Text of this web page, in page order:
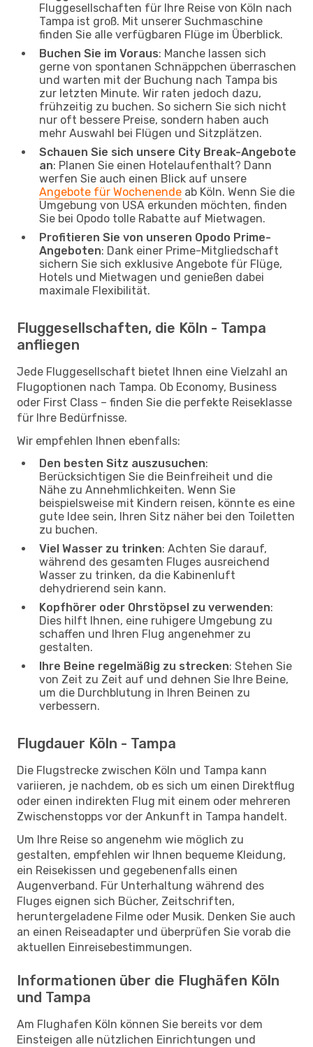
Fluggesellschaften für Ihre Reise von Köln nach
Tampa ist groß. Mit unserer Suchmaschine
finden Sie alle verfügbaren Flüge im Überblick.
Buchen Sie im Voraus: Manche lassen sich
gerne von spontanen Schnäppchen überraschen
und warten mit der Buchung nach Tampa bis
zur letzten Minute. Wir raten jedoch dazu,
frühzeitig zu buchen. So sichern Sie sich nicht
nur oft bessere Preise, sondern haben auch
mehr Auswahl bei Flügen und Sitzplätzen.
Schauen Sie sich unsere City Break-Angebote
an: Planen Sie einen Hotelaufenthalt? Dann
werfen Sie auch einen Blick auf unsere
Angebote für Wochenende ab Köln. Wenn Sie die
Umgebung von USA erkunden möchten, finden
Sie bei Opodo tolle Rabatte auf Mietwagen.
Profitieren Sie von unseren Opodo Prime-
Angeboten: Dank einer Prime-Mitgliedschaft
sichern Sie sich exklusive Angebote für Flüge,
Hotels und Mietwagen und genießen dabei
maximale Flexibilität.
Fluggesellschaften, die Köln - Tampa
anfliegen
Jede Fluggesellschaft bietet Ihnen eine Vielzahl an
Flugoptionen nach Tampa. Ob Economy, Business
oder First Class – finden Sie die perfekte Reiseklasse
für Ihre Bedürfnisse.
Wir empfehlen Ihnen ebenfalls:
Den besten Sitz auszusuchen:
Berücksichtigen Sie die Beinfreiheit und die
Nähe zu Annehmlichkeiten. Wenn Sie
beispielsweise mit Kindern reisen, könnte es eine
gute Idee sein, Ihren Sitz näher bei den Toiletten
zu buchen.
Viel Wasser zu trinken: Achten Sie darauf,
während des gesamten Fluges ausreichend
Wasser zu trinken, da die Kabinenluft
dehydrierend sein kann.
Kopfhörer oder Ohrstöpsel zu verwenden:
Dies hilft Ihnen, eine ruhigere Umgebung zu
schaffen und Ihren Flug angenehmer zu
gestalten.
Ihre Beine regelmäßig zu strecken: Stehen Sie
von Zeit zu Zeit auf und dehnen Sie Ihre Beine,
um die Durchblutung in Ihren Beinen zu
verbessern.
Flugdauer Köln - Tampa
Die Flugstrecke zwischen Köln und Tampa kann
variieren, je nachdem, ob es sich um einen Direktflug
oder einen indirekten Flug mit einem oder mehreren
Zwischenstopps vor der Ankunft in Tampa handelt.
Um Ihre Reise so angenehm wie möglich zu
gestalten, empfehlen wir Ihnen bequeme Kleidung,
ein Reisekissen und gegebenenfalls einen
Augenverband. Für Unterhaltung während des
Fluges eignen sich Bücher, Zeitschriften,
heruntergeladene Filme oder Musik. Denken Sie auch
an einen Reiseadapter und überprüfen Sie vorab die
aktuellen Einreisebestimmungen.
Informationen über die Flughäfen Köln
und Tampa
Am Flughafen Köln können Sie bereits vor dem
Einsteigen alle nützlichen Einrichtungen und